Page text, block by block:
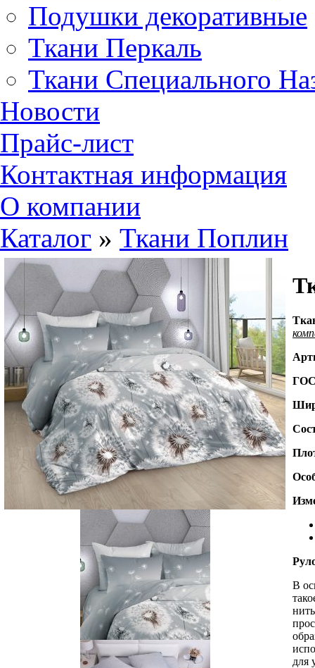
Подушки декоративные
Ткани Перкаль
Ткани Специального
Новости
Прайс-лист
Контактная информация
О компании
Каталог » Ткани Поплин
Т
В
для